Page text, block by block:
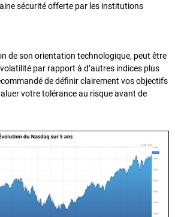
sécurité offerte par les institutions
de son orientation technologique, peut être
par rapport à d’autres indices plus
de définir clairement vos objectifs
votre tolérance au risque avant de